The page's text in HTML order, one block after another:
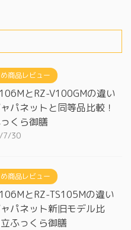
商品レビュー
とRZ-V100GMの違い
パネットと同等品比較！
くら御膳
7/30
商品レビュー
とRZ-TS105Mの違い
パネット新旧モデル比
ふっくら御膳